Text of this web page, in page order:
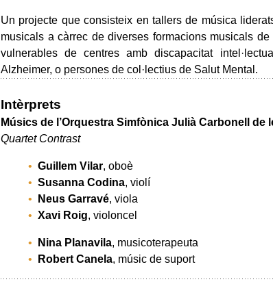
Un projecte que consisteix en tallers de música
musicals a càrrec de diverses formacions musicals
vulnerables de centres amb discapacitat
Alzheimer, o persones de col·lectius de Salut Mental.
Intèrprets
Músics de l’Orquestra Simfònica Julià Carbonell de
Quartet Contrast
Guillem Vilar, oboè
Susanna Codina, violí
Neus Garravé, viola
Xavi Roig, violoncel
Nina Planavila, musicoterapeuta
Robert Canela, músic de suport